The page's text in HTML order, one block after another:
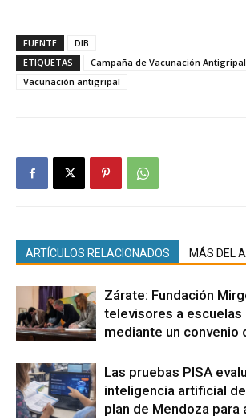
FUENTE
DIB
ETIQUETAS
Campaña de Vacunación Antigripal
Vacunación antigripal
ARTÍCULOS RELACIONADOS MÁS DEL
Zárate: Fundación
televisores a escuelas
mediante un convenio
Las pruebas PISA
inteligencia artificial
plan de Mendoza para